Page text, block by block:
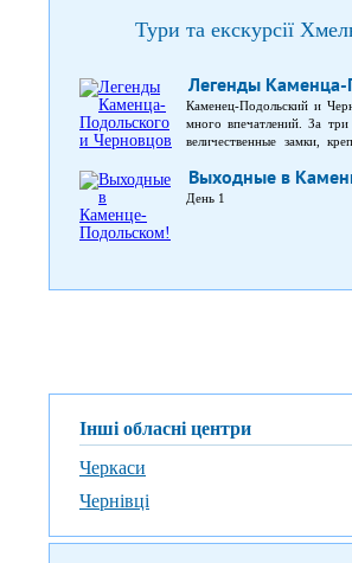
Тури та екскурсії
Легенды Каменца-
Каменец-Подольский и
много впечатлений. За
величественные замки,
архитектурному
Кривче, а также оборонный
Выходные в
День 1
Інші обласні центри
Черкаси
Чернівці